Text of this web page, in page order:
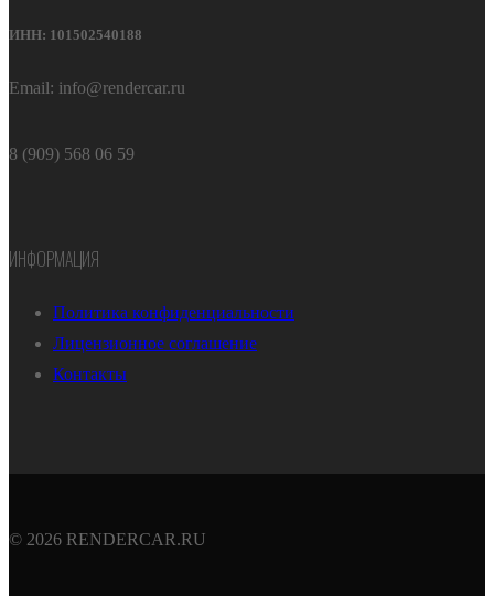
ИНН: 101502540188
Email: info@rendercar.ru
8 (909) 568 06 59
ИНФОРМАЦИЯ
Политика конфиденциальности
Лицензионное соглашение
Контакты
© 2026 RENDERCAR.RU